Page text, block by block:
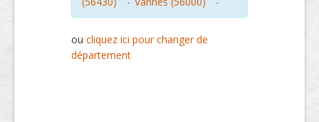
ou cliquez ici pour changer de
département